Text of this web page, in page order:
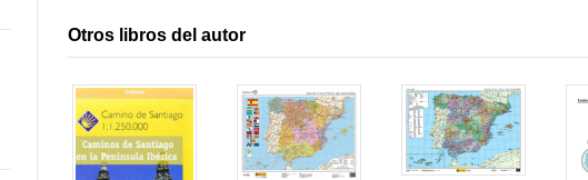
Otros libros del autor